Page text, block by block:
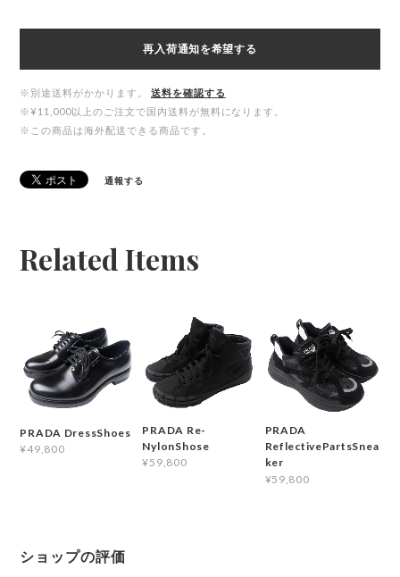
再入荷通知を希望する
※別途送料がかかります。
送料を確認する
※¥11,000以上のご注文で国内送料が無料になります。
※この商品は海外配送できる商品です。
通報する
Related Items
PRADA DressShoes
¥49,800
PRADA Re-
NylonShose
¥59,800
PRADA
ReflectivePartsSnea
ker
¥59,800
ショップの評価